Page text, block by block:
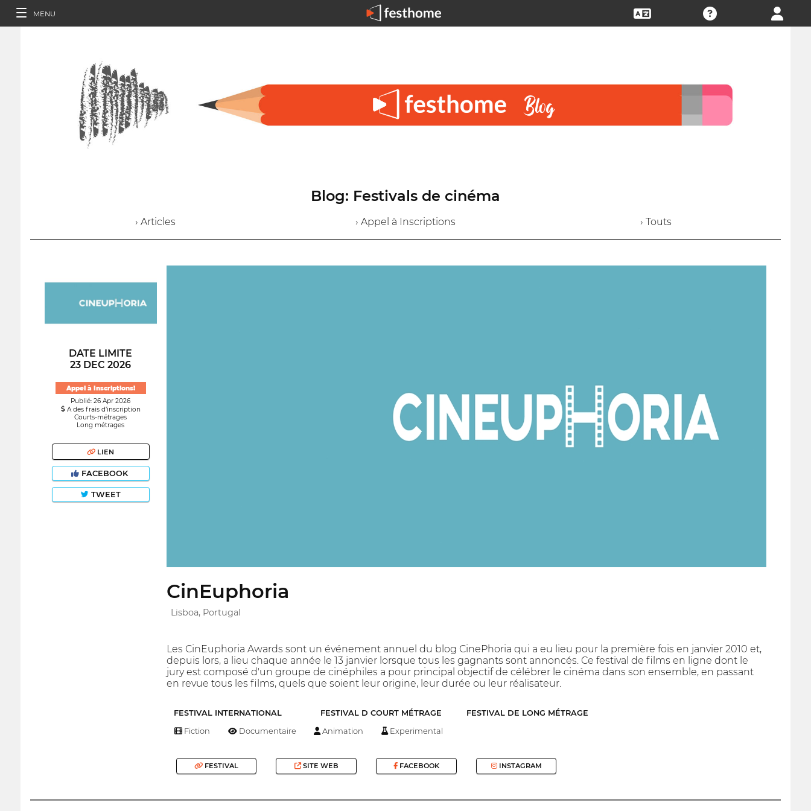
MENU
Blog: Festivals de cinéma
› Articles › Appel à Inscriptions › Touts
DATE LIMITE
23 DEC 2026
Appel à Inscriptions!
Publié: 26 Apr 2026
A des frais d’inscription
Courts-métrages
Long métrages
LIEN
FACEBOOK
TWEET
CinEuphoria
Lisboa, Portugal
Les CinEuphoria Awards sont un événement annuel du blog CinePhoria qui a eu lieu pour la première fois en janvier 2010 et,
depuis lors, a lieu chaque année le 13 janvier lorsque tous les gagnants sont annoncés. Ce festival de films en ligne dont le
jury est composé d'un groupe de cinéphiles a pour principal objectif de célébrer le cinéma dans son ensemble, en passant
en revue tous les films, quels que soient leur origine, leur durée ou leur réalisateur.
FESTIVAL INTERNATIONAL FESTIVAL D COURT MÉTRAGE FESTIVAL DE LONG MÉTRAGE
Fiction Documentaire Animation Experimental
FESTIVAL SITE WEB FACEBOOK INSTAGRAM